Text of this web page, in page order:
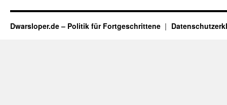
Dwarsloper.de – Politik für Fortgeschrittene